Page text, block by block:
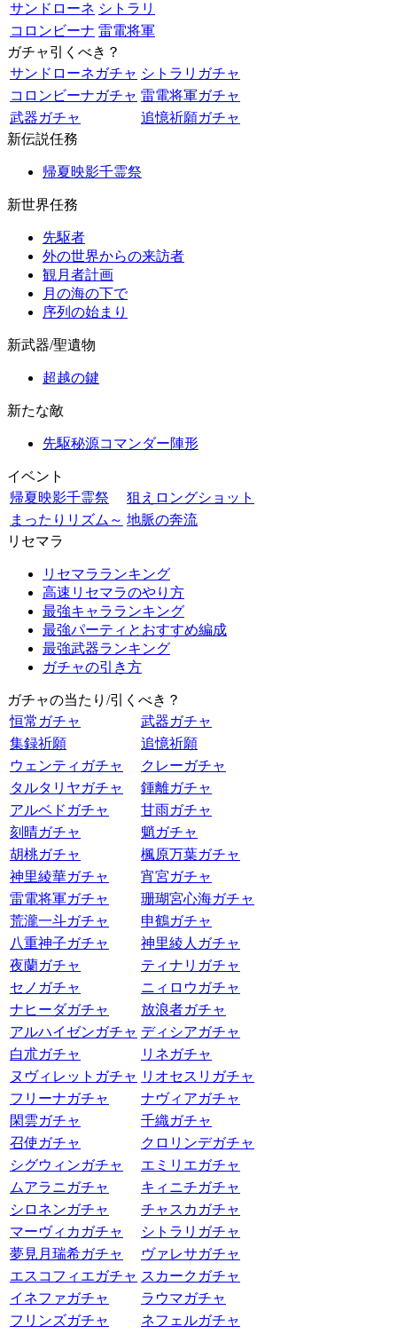
サンドローネ シトラリ
コロンビーナ 雷電将軍
ガチャ引くべき？
サンドローネガチャ シトラリガチャ
コロンビーナガチャ 雷電将軍ガチャ
武器ガチャ
追憶祈願ガチャ
新伝説任務
帰夏映影千霊祭
新世界任務
先駆者
外の世界からの来訪者
観月者計画
月の海の下で
序列の始まり
新武器/聖遺物
超越の鍵
新たな敵
先駆秘源コマンダー陣形
イベント
帰夏映影千霊祭
狙えロングショット
まったりリズム～ 地脈の奔流
リセマラ
リセマラランキング
高速リセマラのやり方
最強キャラランキング
最強パーティとおすすめ編成
最強武器ランキング
ガチャの引き方
ガチャの当たり/引くべき？
恒常ガチャ
武器ガチャ
集録祈願
追憶祈願
ウェンティガチャ
クレーガチャ
タルタリヤガチャ
鍾離ガチャ
アルベドガチャ
甘雨ガチャ
刻晴ガチャ
魈ガチャ
胡桃ガチャ
楓原万葉ガチャ
神里綾華ガチャ
宵宮ガチャ
雷電将軍ガチャ
珊瑚宮心海ガチャ
荒瀧一斗ガチャ
申鶴ガチャ
八重神子ガチャ
神里綾人ガチャ
夜蘭ガチャ
ティナリガチャ
セノガチャ
ニィロウガチャ
ナヒーダガチャ
放浪者ガチャ
アルハイゼンガチャ ディシアガチャ
白朮ガチャ
リネガチャ
ヌヴィレットガチャ リオセスリガチャ
フリーナガチャ
ナヴィアガチャ
閑雲ガチャ
千織ガチャ
召使ガチャ
クロリンデガチャ
シグウィンガチャ
エミリエガチャ
ムアラニガチャ
キィニチガチャ
シロネンガチャ
チャスカガチャ
マーヴィカガチャ
シトラリガチャ
夢見月瑞希ガチャ
ヴァレサガチャ
エスコフィエガチャ スカークガチャ
イネファガチャ
ラウマガチャ
フリンズガチャ
ネフェルガチャ